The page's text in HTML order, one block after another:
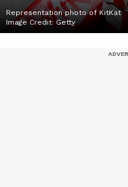
Representation photo of KitKat
Image Credit: Getty